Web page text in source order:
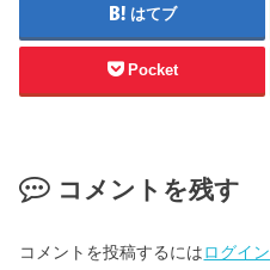
はてブ
Pocket
コメントを残す
コメントを投稿するにはログイン